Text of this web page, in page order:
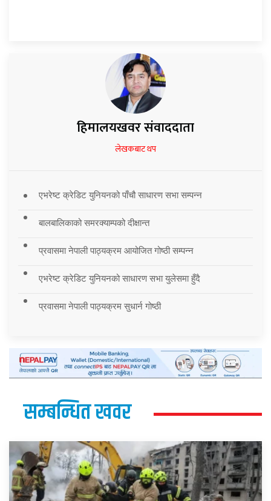
हिमालयखवर संवाददाता
लेखकबाट थप
एभरेष्ट क्रेडिट युनियनको पाँचौ साधारण सभा सम्पन्न
बालबालिकाको समरक्याम्पको दीक्षान्त
प्रवासमा नेपाली पाठ्यक्रम आयोजित गोष्ठी सम्पन्न
एभरेष्ट क्रेडिट युनियनको साधारण सभा युलेसमा हुँदै
प्रवासमा नेपाली पाठ्यक्रम सुधार्न गोष्ठी
सम्बन्धित खवर